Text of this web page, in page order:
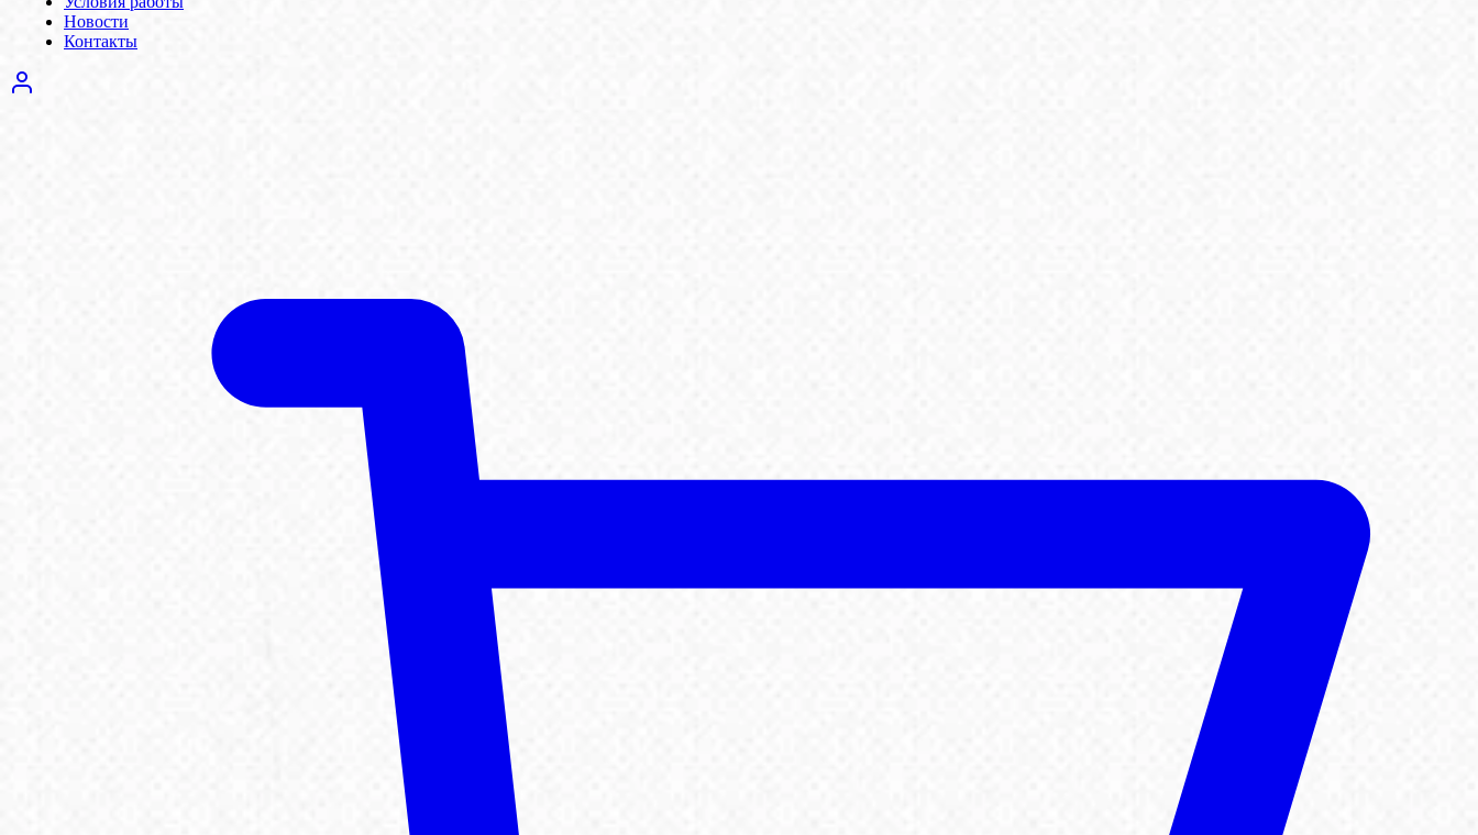
Новости
Контакты